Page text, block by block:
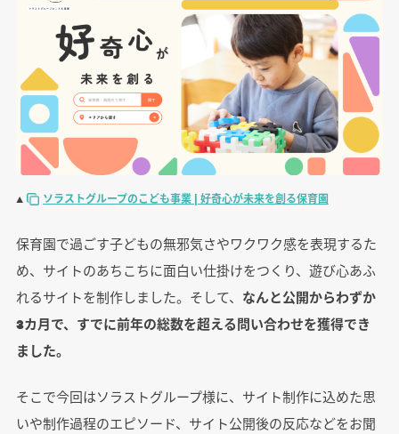
▲ ソラストグループのこども事業 | 好奇心が未来を創る保育園
保育園で過ごす子どもの無邪気さやワクワク感を表現するた
め、サイトのあちこちに面白い仕掛けをつくり、遊び心あふ
れるサイトを制作しました。そして、 なんと公開からわずか
3カ月で、すでに前年の総数を超える問い合わせを獲得でき
ました。
そこで今回はソラストグループ様に、サイト制作に込めた思
いや制作過程のエピソード、サイト公開後の反応などをお聞